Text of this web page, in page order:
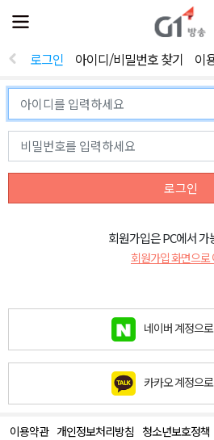
전
체
뉴
열
로그인 아이디/비밀번호 찾기 이
로그인
회원가입은 PC에서 가
회원가입 화면으로
네이버 계정으
카카오 계정으
이용약관 개인정보처리방침 청소년보호정책